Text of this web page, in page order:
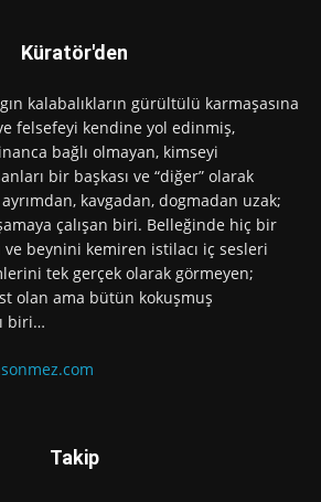
Küratör'den
kalabalıkların gürültülü karmaşasına
felsefeyi kendine yol edinmiş,
bağlı olmayan, kimseyi
bir başkası ve “diğer” olarak
kavgadan, dogmadan uzak;
çalışan biri. Belleğinde hiç bir
beynini kemiren istilacı iç sesleri
tek gerçek olarak görmeyen;
olan ama bütün kokuşmuş
biri…
Takip